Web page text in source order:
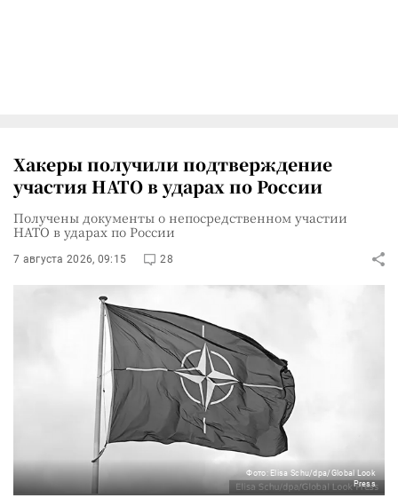
Хакеры получили подтверждение
участия НАТО в ударах по России
Получены документы о непосредственном участии
НАТО в ударах по России
7 августа 2026, 09:15 28
Фото: Elisa Schu/dpa/Global Look
Press